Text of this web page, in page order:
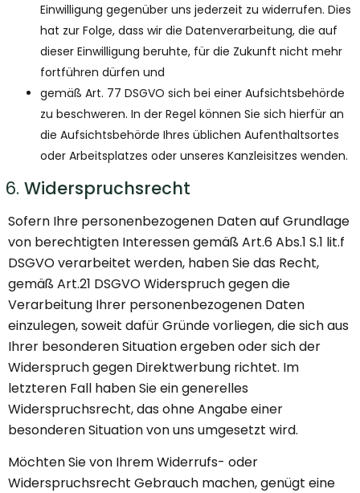
Einwilligung gegenüber uns jederzeit zu widerrufen. Dies
hat zur Folge, dass wir die Datenverarbeitung, die auf
dieser Einwilligung beruhte, für die Zukunft nicht mehr
fortführen dürfen und
gemäß Art. 77 DSGVO sich bei einer Aufsichtsbehörde
zu beschweren. In der Regel können Sie sich hierfür an
die Aufsichtsbehörde Ihres üblichen Aufenthaltsortes
oder Arbeitsplatzes oder unseres Kanzleisitzes wenden.
Widerspruchsrecht
Sofern Ihre personenbezogenen Daten auf Grundlage
von berechtigten Interessen gemäß Art.6 Abs.1 S.1 lit.f
DSGVO verarbeitet werden, haben Sie das Recht,
gemäß Art.21 DSGVO Widerspruch gegen die
Verarbeitung Ihrer personenbezogenen Daten
einzulegen, soweit dafür Gründe vorliegen, die sich aus
Ihrer besonderen Situation ergeben oder sich der
Widerspruch gegen Direktwerbung richtet. Im
letzteren Fall haben Sie ein generelles
Widerspruchsrecht, das ohne Angabe einer
besonderen Situation von uns umgesetzt wird.
Möchten Sie von Ihrem Widerrufs- oder
Widerspruchsrecht Gebrauch machen, genügt eine